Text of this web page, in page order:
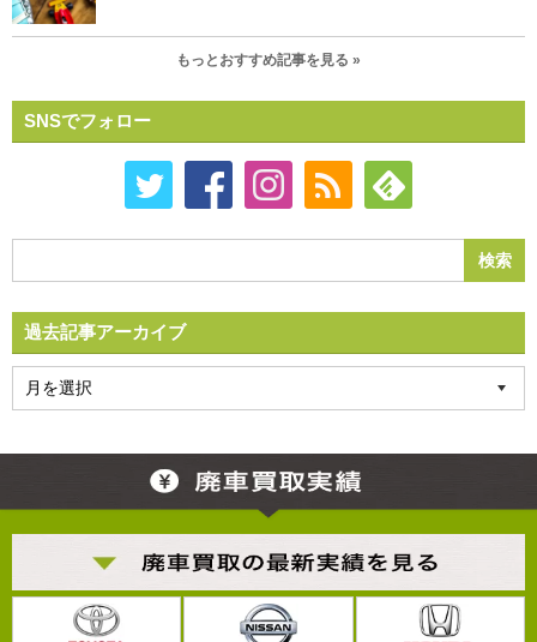
もっとおすすめ記事を見る »
SNSでフォロー
過去記事アーカイブ